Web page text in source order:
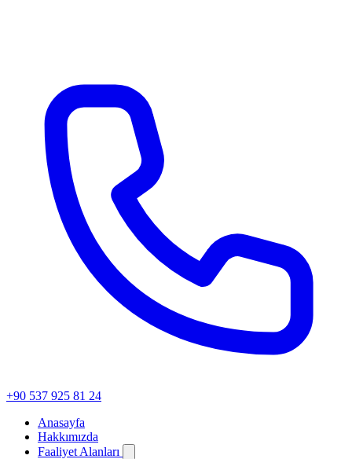
+90 537 925 81 24
Anasayfa
Hakkımızda
Faaliyet Alanları